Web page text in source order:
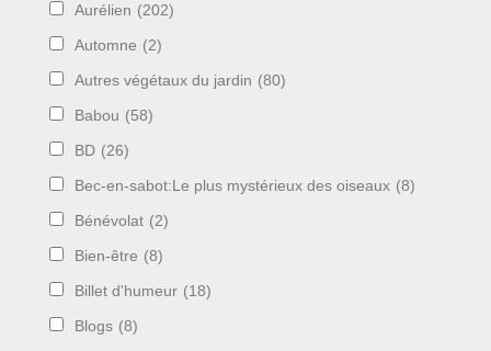
Aurélien (202)
Automne (2)
Autres végétaux du jardin (80)
Babou (58)
BD (26)
Bec-en-sabot:Le plus mystérieux des oiseaux (8)
Bénévolat (2)
Bien-être (8)
Billet d'humeur (18)
Blogs (8)